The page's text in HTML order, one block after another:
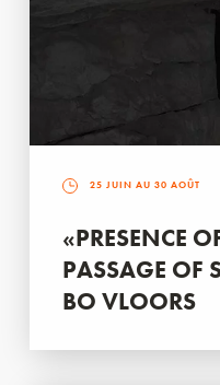
25 JUIN AU 30 AOÛT
«PRESENCE
PASSAGE OF
BO VLOORS